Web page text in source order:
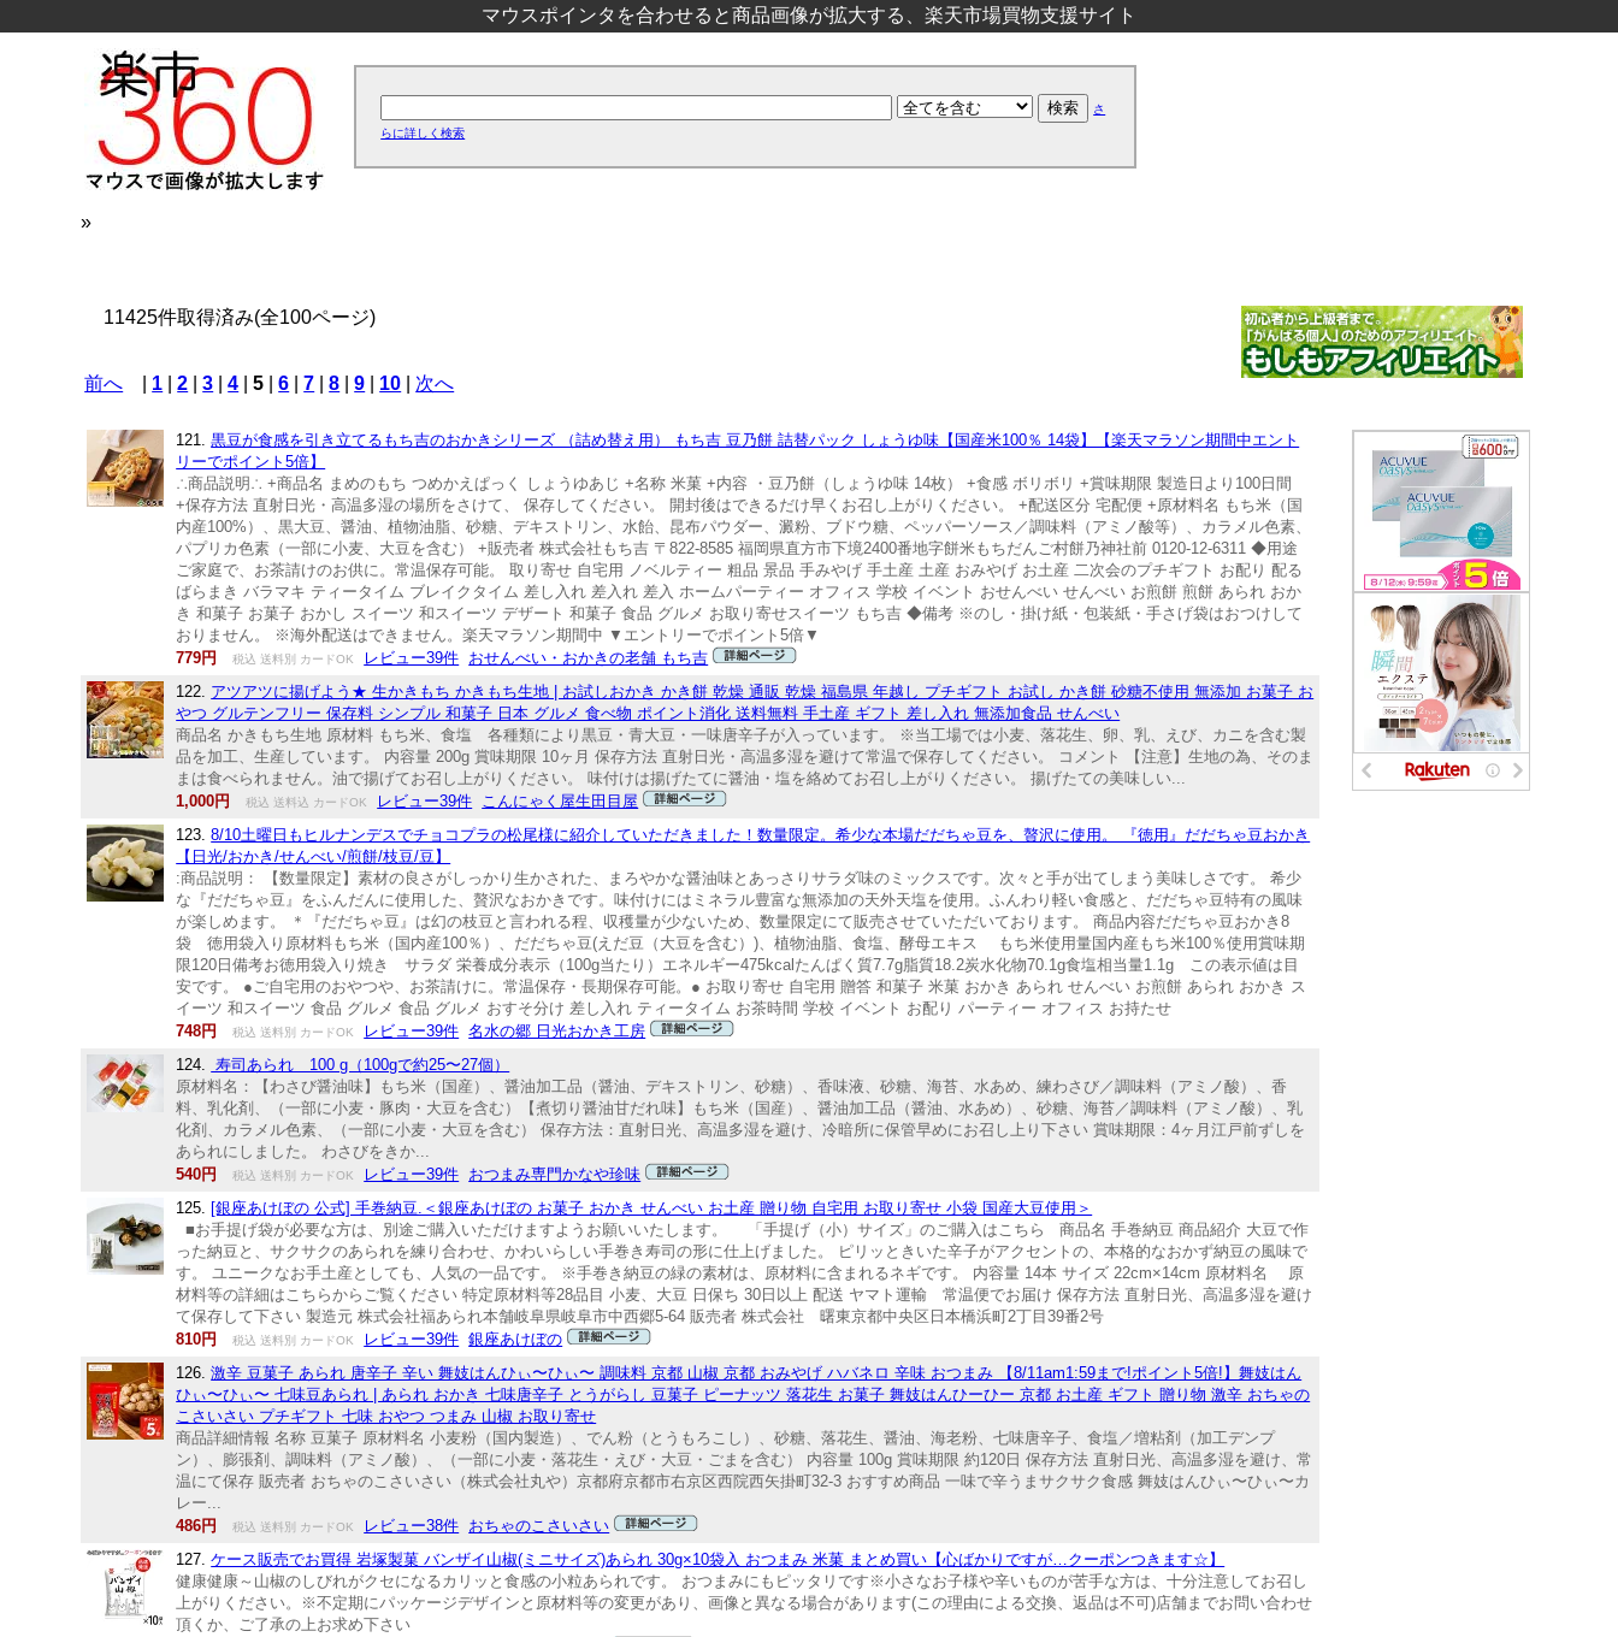
マウスポインタを合わせると商品画像が拡大する、楽天市場買物支援サイト
さ
らに詳しく検索
»
11425件取得済み(全100ページ)
前へ 1 |2 |3 |4 |5 |6 |7 |8 |9 10 次へ
121.黒豆が食感を引き立てるもち吉のおかきシリーズ （詰め替え用） もち吉 豆乃餅 詰替パック しょうゆ味【国産米100％ 14袋】【楽天マラソン期間中エント
リーでポイント5倍】
∴商品説明∴ +商品名 まめのもち つめかえぱっく しょうゆあじ +名称 米菓 +内容 ・豆乃餅（しょうゆ味 14枚） +食感 ボリボリ +賞味期限 製造日より100日間
+保存方法 直射日光・高温多湿の場所をさけて、 保存してください。 開封後はできるだけ早くお召し上がりください。 +配送区分 宅配便 +原材料名 もち米（国
内産100%）、黒大豆、醤油、植物油脂、砂糖、デキストリン、水飴、昆布パウダー、澱粉、ブドウ糖、ペッパーソース／調味料（アミノ酸等）、カラメル色素、
パプリカ色素（一部に小麦、大豆を含む） +販売者 株式会社もち吉 〒822-8585 福岡県直方市下境2400番地字餅米もちだんご村餅乃神社前 0120-12-6311 ◆用途
ご家庭で、お茶請けのお供に。常温保存可能。 取り寄せ 自宅用 ノベルティー 粗品 景品 手みやげ 手土産 土産 おみやげ お土産 二次会のプチギフト お配り 配る
ばらまき バラマキ ティータイム ブレイクタイム 差し入れ 差入れ 差入 ホームパーティー オフィス 学校 イベント おせんべい せんべい お煎餅 煎餅 あられ おか
き 和菓子 お菓子 おかし スイーツ 和スイーツ デザート 和菓子 食品 グルメ お取り寄せスイーツ もち吉 ◆備考 ※のし・掛け紙・包装紙・手さげ袋はおつけして
おりません。 ※海外配送はできません。楽天マラソン期間中 ▼エントリーでポイント5倍▼
779円
税込 送料別 カードOK レビュー39件 おせんべい・おかきの老舗 もち吉
122. アツアツに揚げよう★ 生かきもち かきもち生地 | お試しおかき かき餅 乾燥 通販 乾燥 福島県 年越し プチギフト お試し かき餅 砂糖不使用 無添加 お菓子 お
やつ グルテンフリー 保存料 シンプル 和菓子 日本 グルメ 食べ物 ポイント消化 送料無料 手土産 ギフト 差し入れ 無添加食品 せんべい
商品名 かきもち生地 原材料 もち米、食塩 各種類により黒豆・青大豆・一味唐辛子が入っています。 ※当工場では小麦、落花生、卵、乳、えび、カニを含む製
品を加工、生産しています。 内容量 200g 賞味期限 10ヶ月 保存方法 直射日光・高温多湿を避けて常温で保存してください。 コメント 【注意】生地の為、そのま
まは食べられません。油で揚げてお召し上がりください。 味付けは揚げたてに醤油・塩を絡めてお召し上がりください。 揚げたての美味しい...
1,000円
税込 送料込 カードOK レビュー39件 こんにゃく屋生田目屋
123.8/10土曜日もヒルナンデスでチョコプラの松尾様に紹介していただきました！数量限定。希少な本場だだちゃ豆を、贅沢に使用。 『徳用』だだちゃ豆おかき
【日光/おかき/せんべい/煎餅/枝豆/豆】
:商品説明： 【数量限定】素材の良さがしっかり生かされた、まろやかな醤油味とあっさりサラダ味のミックスです。次々と手が出てしまう美味しさです。 希少
な『だだちゃ豆』をふんだんに使用した、贅沢なおかきです。味付けにはミネラル豊富な無添加の天外天塩を使用。ふんわり軽い食感と、だだちゃ豆特有の風味
が楽しめます。 ＊『だだちゃ豆』は幻の枝豆と言われる程、収穫量が少ないため、数量限定にて販売させていただいております。 商品内容だだちゃ豆おかき8
袋 徳用袋入り原材料もち米（国内産100％）、だだちゃ豆(えだ豆（大豆を含む）)、植物油脂、食塩、酵母エキス もち米使用量国内産もち米100％使用賞味期
限120日備考お徳用袋入り焼き サラダ 栄養成分表示（100g当たり）エネルギー475kcalたんぱく質7.7g脂質18.2炭水化物70.1g食塩相当量1.1g この表示値は目
安です。 ●ご自宅用のおやつや、お茶請けに。常温保存・長期保存可能。● お取り寄せ 自宅用 贈答 和菓子 米菓 おかき あられ せんべい お煎餅 あられ おかき ス
イーツ 和スイーツ 食品 グルメ 食品 グルメ おすそ分け 差し入れ ティータイム お茶時間 学校 イベント お配り パーティー オフィス お持たせ
748円
税込 送料別 カードOK レビュー39件 名水の郷 日光おかき工房
124. 寿司あられ 100 g（100gで約25〜27個）
原材料名：【わさび醤油味】もち米（国産）、醤油加工品（醤油、デキストリン、砂糖）、香味液、砂糖、海苔、水あめ、練わさび／調味料（アミノ酸）、香
料、乳化剤、（一部に小麦・豚肉・大豆を含む）【煮切り醤油甘だれ味】もち米（国産）、醤油加工品（醤油、水あめ）、砂糖、海苔／調味料（アミノ酸）、乳
化剤、カラメル色素、（一部に小麦・大豆を含む） 保存方法：直射日光、高温多湿を避け、冷暗所に保管早めにお召し上り下さい 賞味期限：4ヶ月江戸前ずしを
あられにしました。 わさびをきか...
540円
税込 送料別 カードOK レビュー39件 おつまみ専門かなや珍味
125. [銀座あけぼの 公式] 手巻納豆.＜銀座あけぼの お菓子 おかき せんべい お土産 贈り物 自宅用 お取り寄せ 小袋 国産大豆使用＞
■お手提げ袋が必要な方は、別途ご購入いただけますようお願いいたします。 「手提げ（小）サイズ」のご購入はこちら 商品名 手巻納豆 商品紹介 大豆で作
った納豆と、サクサクのあられを練り合わせ、かわいらしい手巻き寿司の形に仕上げました。 ピリッときいた辛子がアクセントの、本格的なおかず納豆の風味で
す。 ユニークなお手土産としても、人気の一品です。 ※手巻き納豆の緑の素材は、原材料に含まれるネギです。 内容量 14本 サイズ 22cm×14cm 原材料名 原
材料等の詳細はこちらからご覧ください 特定原材料等28品目 小麦、大豆 日保ち 30日以上 配送 ヤマト運輸 常温便でお届け 保存方法 直射日光、高温多湿を避け
て保存して下さい 製造元 株式会社福あられ本舗岐阜県岐阜市中西郷5-64 販売者 株式会社 曙東京都中央区日本橋浜町2丁目39番2号
810円
税込 送料別 カードOK レビュー39件 銀座あけぼの
126.激辛 豆菓子 あられ 唐辛子 辛い 舞妓はんひぃ〜ひぃ〜 調味料 京都 山椒 京都 おみやげ ハバネロ 辛味 おつまみ 【8/11am1:59まで!ポイント5倍!】舞妓はん
ひぃ〜ひぃ〜 七味豆あられ | あられ おかき 七味唐辛子 とうがらし 豆菓子 ピーナッツ 落花生 お菓子 舞妓はんひーひー 京都 お土産 ギフト 贈り物 激辛 おちゃの
こさいさい プチギフト 七味 おやつ つまみ 山椒 お取り寄せ
商品詳細情報 名称 豆菓子 原材料名 小麦粉（国内製造）、でん粉（とうもろこし）、砂糖、落花生、醤油、海老粉、七味唐辛子、食塩／増粘剤（加工デンプ
ン）、膨張剤、調味料（アミノ酸）、（一部に小麦・落花生・えび・大豆・ごまを含む） 内容量 100g 賞味期限 約120日 保存方法 直射日光、高温多湿を避け、常
温にて保存 販売者 おちゃのこさいさい（株式会社丸や）京都府京都市右京区西院西矢掛町32-3 おすすめ商品 一味で辛うまサクサク食感 舞妓はんひぃ〜ひぃ〜カ
レー...
486円
税込 送料別 カードOK レビュー38件 おちゃのこさいさい
127.ケース販売でお買得 岩塚製菓 バンザイ山椒(ミニサイズ)あられ 30g×10袋入 おつまみ 米菓 まとめ買い【心ばかりですが…クーポンつきます☆】
健康健康～山椒のしびれがクセになるカリッと食感の小粒あられです。 おつまみにもピッタリです※小さなお子様や辛いものが苦手な方は、十分注意してお召し
上がりください。※不定期にパッケージデザインと原材料等の変更があり、画像と異なる場合があります(この理由による交換、返品は不可)店舗までお問い合わせ
頂くか、ご了承の上お求め下さい